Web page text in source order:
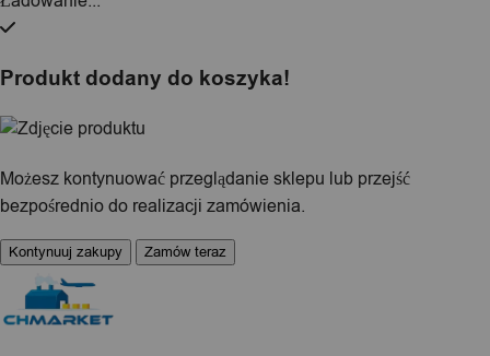
Produkt dodany do koszyka!
Możesz kontynuować przeglądanie sklepu lub przejść
bezpośrednio do realizacji zamówienia.
Kontynuuj zakupy Zamów teraz